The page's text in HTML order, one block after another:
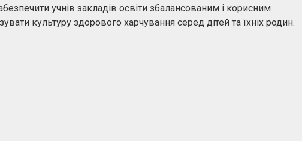
учнів закладів освіти збалансованим і корисним
культуру здорового харчування серед дітей та їхніх родин.